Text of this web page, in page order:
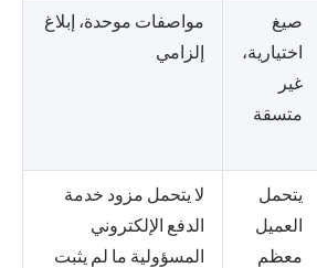
صيغ
اختيارية،
غير
متسقة
مواصفات موحدة، إبلاغ
إلزامي
يتحمل
العميل
معظم
لا يتحمل مزود خدمة
الدفع الإلكتروني
المسؤولية ما لم يثبت